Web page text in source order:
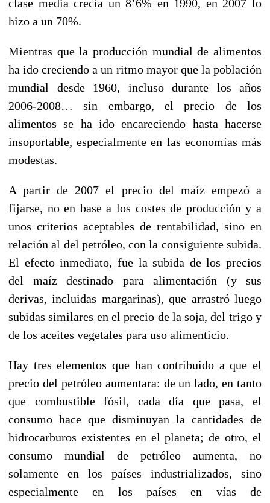
clase media crecía un 8’6% en 1990, en 2007 lo
hizo a un 70%.
Mientras que la producción mundial de alimentos
ha ido creciendo a un ritmo mayor que la población
mundial desde 1960, incluso durante los años
2006-2008… sin embargo, el precio de los
alimentos se ha ido encareciendo hasta hacerse
insoportable, especialmente en las economías más
modestas.
A partir de 2007 el precio del maíz empezó a
fijarse, no en base a los costes de producción y a
unos criterios aceptables de rentabilidad, sino en
relación al del petróleo, con la consiguiente subida.
El efecto inmediato, fue la subida de los precios
del maíz destinado para alimentación (y sus
derivas, incluidas margarinas), que arrastró luego
subidas similares en el precio de la soja, del trigo y
de los aceites vegetales para uso alimenticio.
Hay tres elementos que han contribuido a que el
precio del petróleo aumentara: de un lado, en tanto
que combustible fósil, cada día que pasa, el
consumo hace que disminuyan la cantidades de
hidrocarburos existentes en el planeta; de otro, el
consumo mundial de petróleo aumenta, no
solamente en los países industrializados, sino
especialmente en los países en vías de